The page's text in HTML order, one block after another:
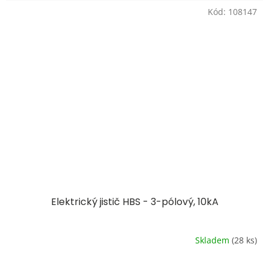
Elektrický jistič HBS - 3-pólový, 10kA
Skladem (28 ks)
Kód: 108147